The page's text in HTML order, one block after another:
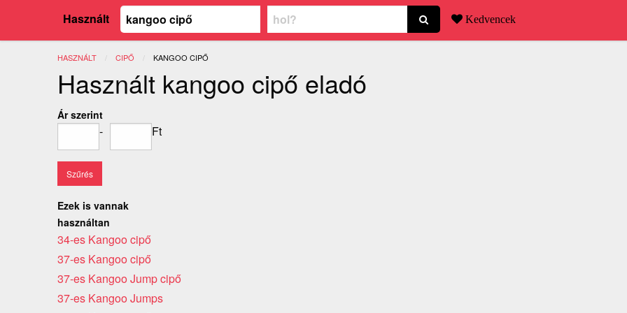
Használt Kedvencek
HASZNÁLT CIPŐ JELENLEGI:
KANGOO CIPŐ
Használt kangoo cipő eladó
Ár szerint
- Ft
Ezek is vannak
használtan
34-es Kangoo cipő
37-es Kangoo cipő
37-es Kangoo Jump cipő
37-es Kangoo Jumps